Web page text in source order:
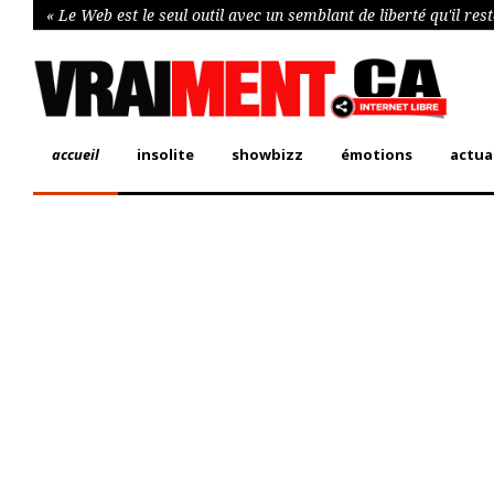
« Le Web est le seul outil avec un semblant de liberté qu'il
accueil insolite showbizz émotions